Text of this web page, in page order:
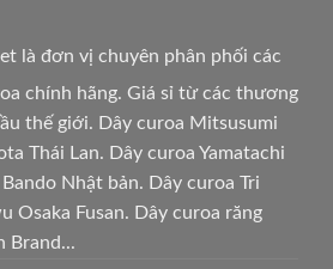
là đơn vị chuyên phân phối các
chính hãng. Giá sỉ từ các thương
thế giới. Dây curoa Mitsusumi
Thái Lan. Dây curoa Yamatachi
Nhật bản. Dây curoa Tri
Osaka Fusan. Dây curoa răng
Brand...